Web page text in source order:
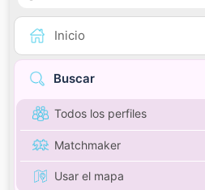
Inicio
Buscar
Todos los perfiles
Matchmaker
Usar el mapa